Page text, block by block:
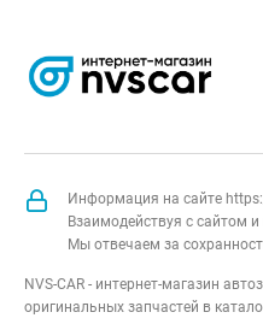
Информация на сайте
Взаимодействуя с сайтом
Мы отвечаем за
NVS-CAR - интернет-магазин
оригинальных запчастей в